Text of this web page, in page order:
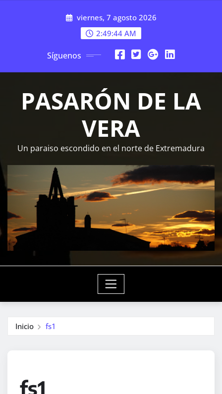
viernes, 7 agosto 2026
2:49:45 AM
Síguenos
PASARÓN DE LA
VERA
Un paraiso escondido en el norte de Extremadura
Inicio fs1
fs1